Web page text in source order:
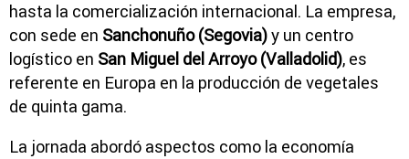
hasta la comercialización internacional. La empresa,
con sede en Sanchonuño (Segovia)y un centro
logístico en San Miguel del Arroyo (Valladolid), es
referente en Europa en la producción de vegetales
de quinta gama.
La jornada abordó aspectos como la economía